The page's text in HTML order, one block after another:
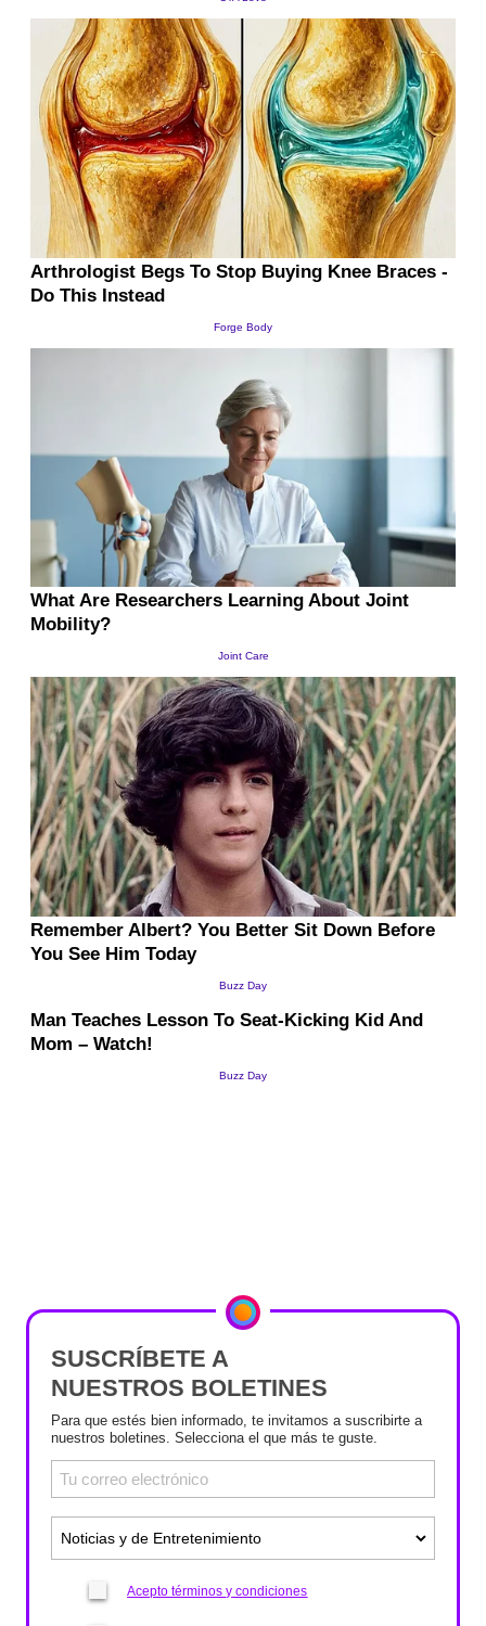
SUSCRÍBETE A
NUESTROS BOLETINES
Para que estés bien informado, te invitamos a suscribirte a
nuestros boletines. Selecciona el que más te guste.
Acepto términos y condiciones